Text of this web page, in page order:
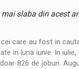
slaba din acest
care au fost in
in luna iunie. In
826 de joburi.